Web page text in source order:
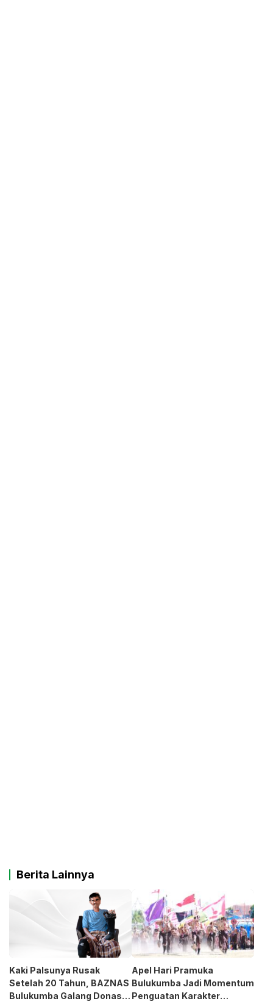
Berita Lainnya
Kaki Palsunya Rusak
Setelah 20 Tahun, BAZNAS
Bulukumba Galang Donasi
Apel Hari Pramuka
Bulukumba Jadi Momentum
Penguatan Karakter